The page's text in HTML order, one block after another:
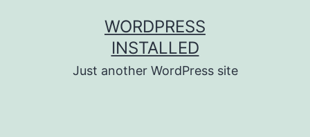
WORDPRESS
INSTALLED
Just another WordPress site